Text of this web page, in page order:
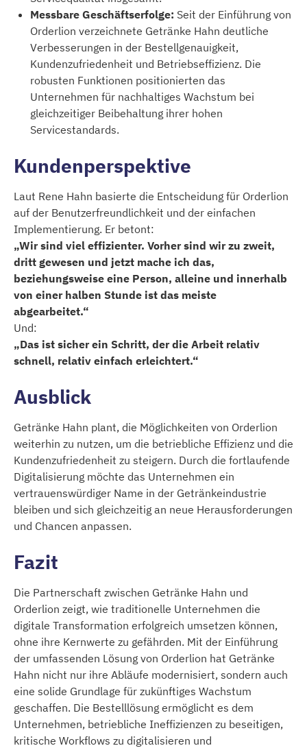
Messbare Geschäftserfolge: Seit der Einführung von
Orderlion verzeichnete Getränke Hahn deutliche
Verbesserungen in der Bestellgenauigkeit,
Kundenzufriedenheit und Betriebseffizienz. Die
robusten Funktionen positionierten das
Unternehmen für nachhaltiges Wachstum bei
gleichzeitiger Beibehaltung ihrer hohen
Servicestandards.
Kundenperspektive
Laut Rene Hahn basierte die Entscheidung für Orderlion
auf der Benutzerfreundlichkeit und der einfachen
Implementierung. Er betont:
„Wir sind viel effizienter. Vorher sind wir zu zweit,
dritt gewesen und jetzt mache ich das,
beziehungsweise eine Person, alleine und innerhalb
von einer halben Stunde ist das meiste
abgearbeitet.“
Und:
„Das ist sicher ein Schritt, der die Arbeit relativ
schnell, relativ einfach erleichtert.“
Ausblick
Getränke Hahn plant, die Möglichkeiten von Orderlion
weiterhin zu nutzen, um die betriebliche Effizienz und die
Kundenzufriedenheit zu steigern. Durch die fortlaufende
Digitalisierung möchte das Unternehmen ein
vertrauenswürdiger Name in der Getränkeindustrie
bleiben und sich gleichzeitig an neue Herausforderungen
und Chancen anpassen.
Fazit
Die Partnerschaft zwischen Getränke Hahn und
Orderlion zeigt, wie traditionelle Unternehmen die
digitale Transformation erfolgreich umsetzen können,
ohne ihre Kernwerte zu gefährden. Mit der Einführung
der umfassenden Lösung von Orderlion hat Getränke
Hahn nicht nur ihre Abläufe modernisiert, sondern auch
eine solide Grundlage für zukünftiges Wachstum
geschaffen. Die Bestelllösung ermöglicht es dem
Unternehmen, betriebliche Ineffizienzen zu beseitigen,
kritische Workflows zu digitalisieren und